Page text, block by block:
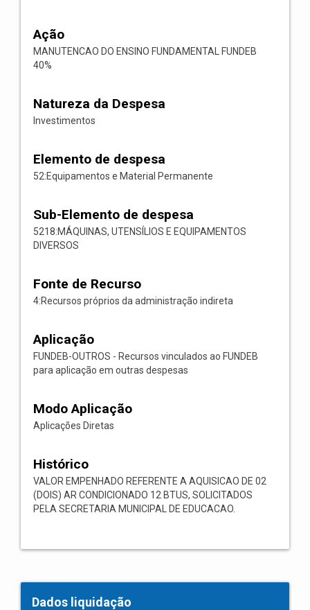
Ação
MANUTENCAO DO ENSINO FUNDAMENTAL FUNDEB
40%
Natureza da Despesa
Investimentos
Elemento de despesa
52:Equipamentos e Material Permanente
Sub-Elemento de despesa
5218:MÁQUINAS, UTENSÍLIOS E EQUIPAMENTOS
DIVERSOS
Fonte de Recurso
4:Recursos próprios da administração indireta
Aplicação
FUNDEB-OUTROS - Recursos vinculados ao FUNDEB
para aplicação em outras despesas
Modo Aplicação
Aplicações Diretas
Histórico
VALOR EMPENHADO REFERENTE A AQUISICAO DE 02
(DOIS) AR CONDICIONADO 12 BTUS, SOLICITADOS
PELA SECRETARIA MUNICIPAL DE EDUCACAO.
Dados liquidação